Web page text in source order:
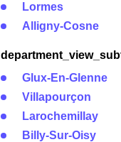
Lormes
Alligny-Cosne
Glux-En-Glenne
Villapourçon
Larochemillay
Billy-Sur-Oisy